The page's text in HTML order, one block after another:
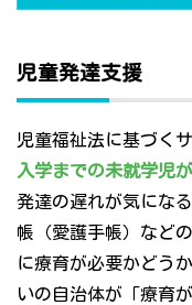
児童発達支援
児童福祉法に基づく
入学までの未就学児
発達の遅れが気にな
帳（愛護手帳）など
に療育が必要かどう
いの自治体が「療育